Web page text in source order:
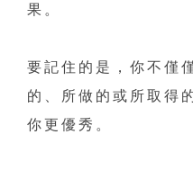
果。
要記住的是，你不僅
的、所做的或所取得
你更優秀。